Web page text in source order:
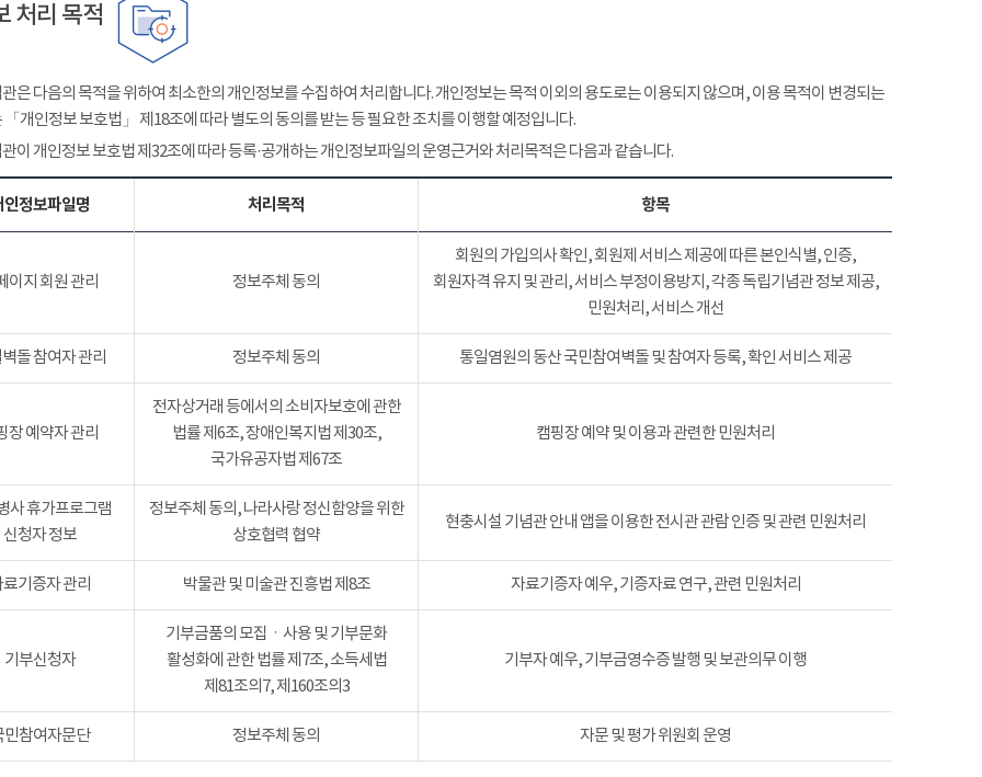
처리 목적
은 다음의 목적을 위하여 최소한의 개인정보를 수집하여 처리합니다. 개인정보는 목적 이외의 용도로는 이용되지 않으며, 이용 목적이 변경되는
「개인정보 보호법」 제18조에 따라 별도의 동의를 받는 등 필요한 조치를 이행할 예정입니다.
이 개인정보 보호법 제32조에 따라 등록·공개하는 개인정보파일의 운영근거와 처리목적은 다음과 같습니다.
인정보파일명 처리목적 항목
이지 회원 관리 정보주체 동의
회원의 가입의사 확인, 회원제 서비스 제공에 따른 본인식별, 인증,
회원자격 유지 및 관리, 서비스 부정이용방지, 각종 독립기념관 정보 제공,
민원처리, 서비스 개선
돌 참여자 관리 정보주체 동의 통일염원의 동산 국민참여벽돌 및 참여자 등록, 확인 서비스 제공
장 예약자 관리
전자상거래 등에서의 소비자보호에 관한
법률 제6조, 장애인복지법 제30조,
국가유공자법 제67조
캠핑장 예약 및 이용과 관련한 민원처리
사 휴가프로그램
신청자 정보
정보주체 동의, 나라사랑 정신함양을 위한
상호협력 협약
현충시설 기념관 안내 앱을 이용한 전시관 관람 인증 및 관련 민원처리
기증자 관리 박물관 및 미술관 진흥법 제8조 자료기증자 예우, 기증자료 연구, 관련 민원처리
기부신청자
기부금품의 모집ㆍ사용 및 기부문화
활성화에 관한 법률 제7조, 소득세법
제81조의7, 제160조의3
기부자 예우, 기부금영수증 발행 및 보관의무 이행
민참여자문단 정보주체 동의 자문 및 평가 위원회 운영